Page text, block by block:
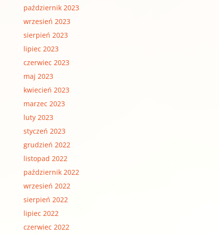
październik 2023
wrzesień 2023
sierpień 2023
lipiec 2023
czerwiec 2023
maj 2023
kwiecień 2023
marzec 2023
luty 2023
styczeń 2023
grudzień 2022
listopad 2022
październik 2022
wrzesień 2022
sierpień 2022
lipiec 2022
czerwiec 2022